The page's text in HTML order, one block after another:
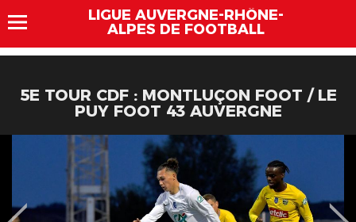
LIGUE AUVERGNE-RHÔNE-
ALPES DE FOOTBALL
5E TOUR CDF : MONTLUÇON FOOT / LE
PUY FOOT 43 AUVERGNE